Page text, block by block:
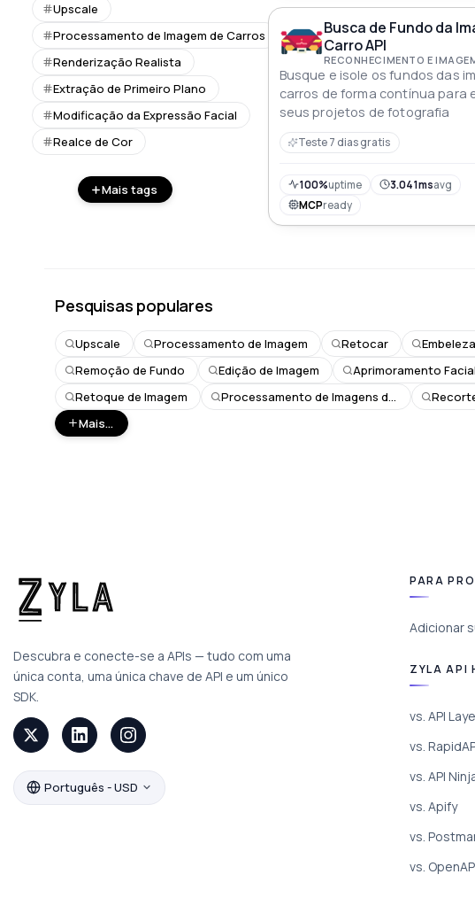
Upscale
Processamento de Imagem de Carros
Renderização Realista
Extração de Primeiro Plano
Modificação da Expressão Facial
Realce de Cor
Mais tags
Busca de Fundo da
Carro API
RECONHECIMENTO E
Busque e isole os fundos das
carros de forma contínua para
seus projetos de fotografia
Teste 7 dias gratis
100%uptime 3.041msavg
MCPready
Pesquisas populares
Upscale Processamento de Imagem Retocar
Remoção de Fundo
Edição de Imagem Aprimoramento Facial
Retoque de Imagem
Processamento de Imagens de Carros
Mais...
Descubra e conecte-se a APIs — tudo com uma
única conta, uma única chave de API e um único
SDK.
Português - USD
PARA
Adicionar
ZYLA API
vs. API
vs.
vs. API
vs. Apify
vs.
vs.